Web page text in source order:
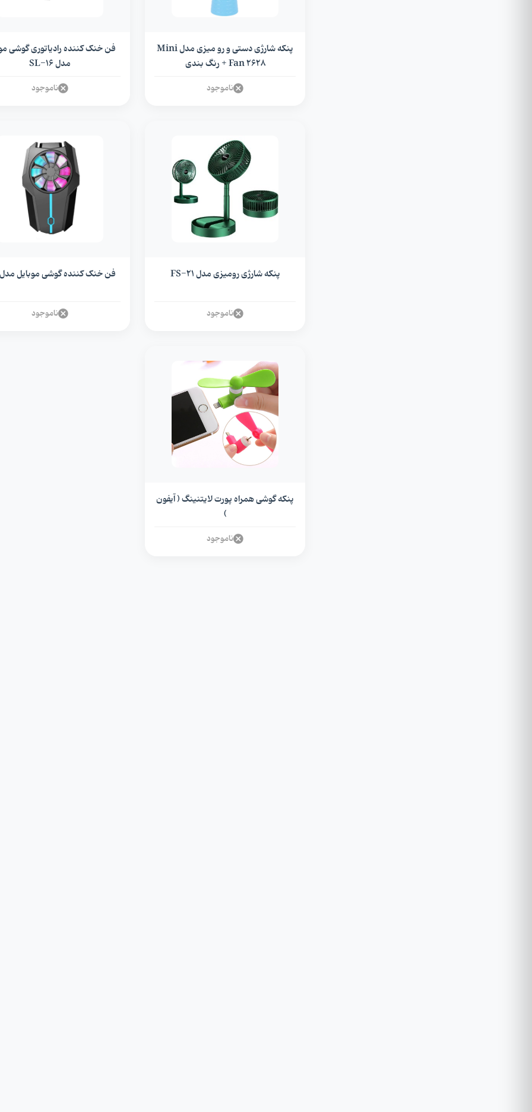
پنکه شارژی دستی و رو میزی مدل Mini
Fan 2628 + رنگ بندی
ناموجود
فن خنک کننده رادیاتوری گوشی
مدل SL-16
ناموجود
پنکه شارژی رومیزی مدل FS-21
ناموجود
فن خنک کننده گوشی موبایل مدل F15
ناموجود
پنکه گوشی همراه پورت لایتنینگ ( آیفون
)
ناموجود